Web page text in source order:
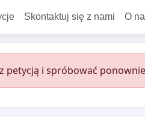
Skontaktuj się z nami O
petycją i spróbować